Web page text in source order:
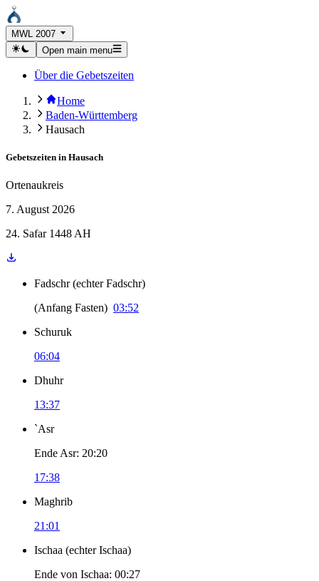
MWL 2007
Open main menu
Über die Gebetszeiten
Home
Baden-Württemberg
Hausach
Gebetszeiten in Hausach
Ortenaukreis
7. August 2026
24. Safar 1448 AH
Fadschr (echter Fadschr)
(Anfang Fasten) 03:52
Schuruk
06:04
Dhuhr
13:37
`Asr
Ende Asr: 20:20
17:38
Maghrib
21:01
Ischaa (echter Ischaa)
Ende von Ischaa: 00:27